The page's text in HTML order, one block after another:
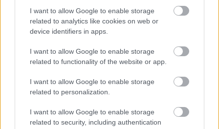
I want to allow Google to enable storage
related to analytics like cookies on web or
device identifiers in apps.
I want to allow Google to enable storage
related to functionality of the website or app.
I want to allow Google to enable storage
related to personalization.
I want to allow Google to enable storage
related to security, including authentication
தெளிவுத்திறனுக்கும் படத்தைக் கிளிக்
செய்யவும் அல்லது தட்டவும்.